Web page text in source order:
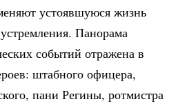
устоявшуюся жизнь
Панорама
событий отражена в
штабного офицера,
пани Регины, ротмистра